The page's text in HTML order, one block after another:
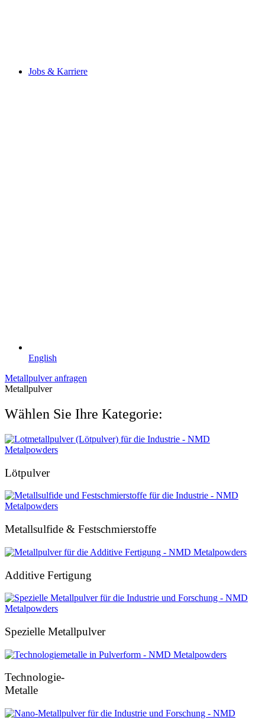
Jobs & Karriere
English
Metallpulver anfragen
Metallpulver
Wählen Sie Ihre Kategorie:
Lötpulver
Metallsulfide & Festschmierstoffe
Additive Fertigung
Spezielle Metallpulver
Technologie-
Metalle